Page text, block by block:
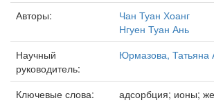
Авторы:
Чан Туан Хоанг
Нгуен Туан Ань
Научный
руководитель:
Юрмазова, Татьяна
Ключевые слова:
адсорбция; ионы;